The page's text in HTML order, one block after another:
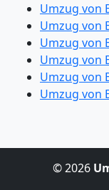
Umzug von
Umzug von
Umzug von
Umzug von
Umzug von
Umzug von
© 2026